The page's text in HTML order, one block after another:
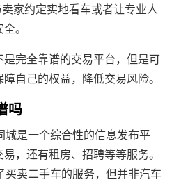
家约定实地看车或者让专业人
。
完全靠谱的交易平台，但是可
自己的权益，降低交易风险。
吗
是一个综合性的信息发布平
，还有租房、招聘等等服务。
买卖二手车的服务，但并非汽车